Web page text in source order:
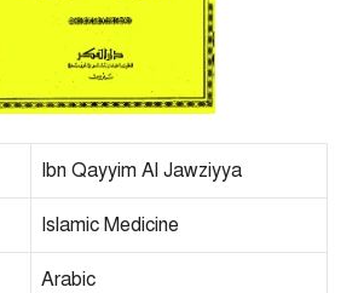
Ibn Qayyim Al Jawziyya
Islamic Medicine
Arabic